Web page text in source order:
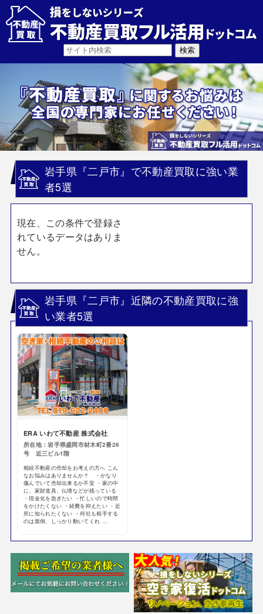
岩手県『二戸市』で不動産買取に強い業
者5選
現在、この条件で登録さ
れているデータはありま
せん。
岩手県『二戸市』近隣の不動産買取に強
い業者5選
ERA いわて不動産 株式会社
所在地：岩手県盛岡市材木町2番26
号 近三ビル1階
相続不動産の売却をお考えの方へ こん
なお悩みはありませんか？ ・かなり
傷んでいて売却出来るか不安 ・家の中
に、家財道具、仏壇などが残っている
・現金化を急ぎたい ・忙しいので時間
をかけたくない ・経費を抑えたい ・近
所に知られたくない ・何社も相手する
のは面倒、しっかり動いてくれ ...